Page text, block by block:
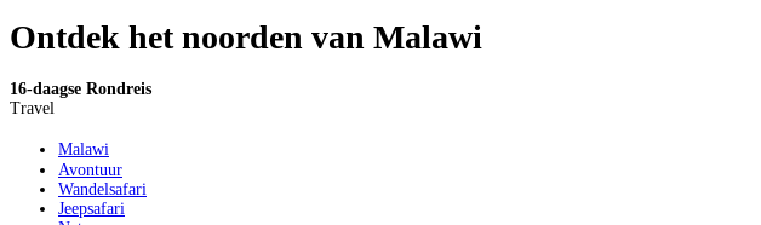
Ontdek het noorden van Malawi
16-daagse Rondreis
Travel
Malawi
Avontuur
Wandelsafari
Jeepsafari